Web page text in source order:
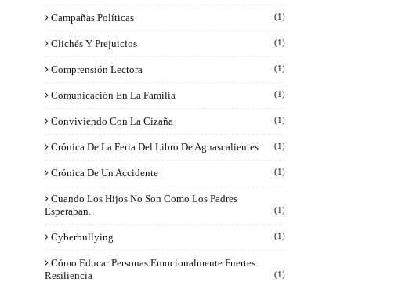
Campañas Políticas (1)
Clichés Y Prejuicios (1)
Comprensión Lectora (1)
Comunicación En La Familia (1)
Conviviendo Con La Cizaña (1)
Crónica De La Feria Del Libro De Aguascalientes (1)
Crónica De Un Accidente (1)
Cuando Los Hijos No Son Como Los Padres
Esperaban.
(1)
Cyberbullying (1)
Cómo Educar Personas Emocionalmente Fuertes.
Resiliencia
(1)